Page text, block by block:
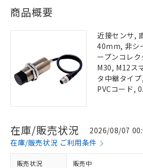
商品概要
近接センサ,
40mm, 非シ
ープンコレ
M30, M12ス
タ中継タイプ
PVCコード,
在庫/販売状況
2026/08/07
在庫/販売状況 ご利用条件
販売状況 販売中